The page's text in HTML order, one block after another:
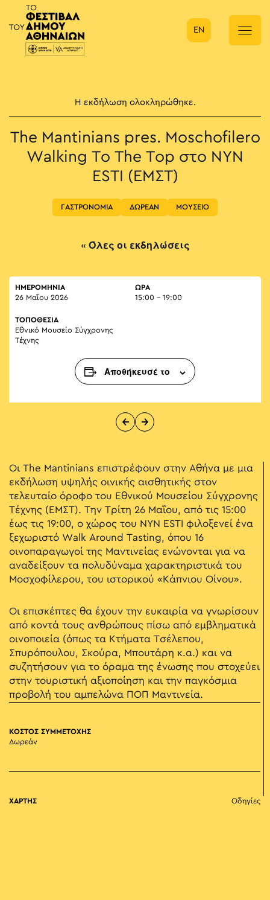
Κύρια πλοήγηση
EN
Η εκδήλωση ολοκληρώθηκε.
The Mantinians pres. Moschofilero
Walking To The Top στο NYN
ESTI (ΕΜΣΤ)
ΓΑΣΤΡΟΝΟΜΙΑ ΔΩΡΕΑΝ ΜΟΥΣΕΙΟ
« Όλες οι εκδηλώσεις
ΗΜΕΡΟΜΗΝΙΑ
26 Μαΐου 2026
ΏΡΑ
15:00 - 19:00
ΤΟΠΟΘΕΣΙΑ
Εθνικό Μουσείο Σύγχρονης
Τέχνης
Αποθήκευσέ το
Οι The Mantinians επιστρέφουν στην Αθήνα με μια
εκδήλωση υψηλής οινικής αισθητικής στον
τελευταίο όροφο του Εθνικού Μουσείου Σύγχρονης
Τέχνης (ΕΜΣΤ). Την Τρίτη 26 Μαΐου, από τις 15:00
έως τις 19:00, ο χώρος του NYN ESTI φιλοξενεί ένα
ξεχωριστό Walk Around Tasting, όπου 16
οινοπαραγωγοί της Μαντινείας ενώνονται για να
αναδείξουν τα πολυδύναμα χαρακτηριστικά του
Μοσχοφίλερου, του ιστορικού «Κάπνιου Οίνου».
Οι επισκέπτες θα έχουν την ευκαιρία να γνωρίσουν
από κοντά τους ανθρώπους πίσω από εμβληματικά
οινοποιεία (όπως τα Κτήματα Τσέλεπου,
Σπυρόπουλου, Σκούρα, Μπουτάρη κ.α.) και να
συζητήσουν για το όραμα της ένωσης που στοχεύει
στην τουριστική αξιοποίηση και την παγκόσμια
προβολή του αμπελώνα ΠΟΠ Μαντινεία.
ΚΟΣΤΟΣ ΣΥΜΜΕΤΟΧΗΣ
Δωρεάν
ΧΑΡΤΗΣ Οδηγίες